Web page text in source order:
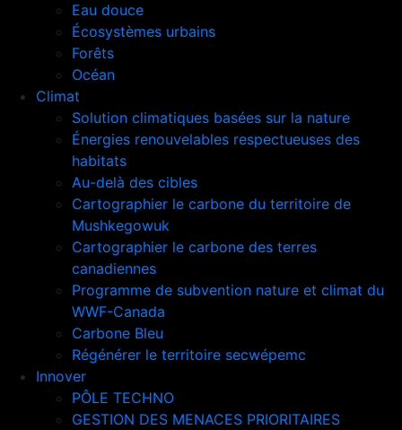
Eau douce
Écosystèmes urbains
Forêts
Océan
Climat
Solution climatiques basées sur la nature
Énergies renouvelables respectueuses des
habitats
Au-delà des cibles
Cartographier le carbone du territoire de
Mushkegowuk
Cartographier le carbone des terres
canadiennes
Programme de subvention nature et climat du
WWF-Canada
Carbone Bleu
Régénérer le territoire secwépemc
Innover
PÔLE TECHNO
GESTION DES MENACES PRIORITAIRES